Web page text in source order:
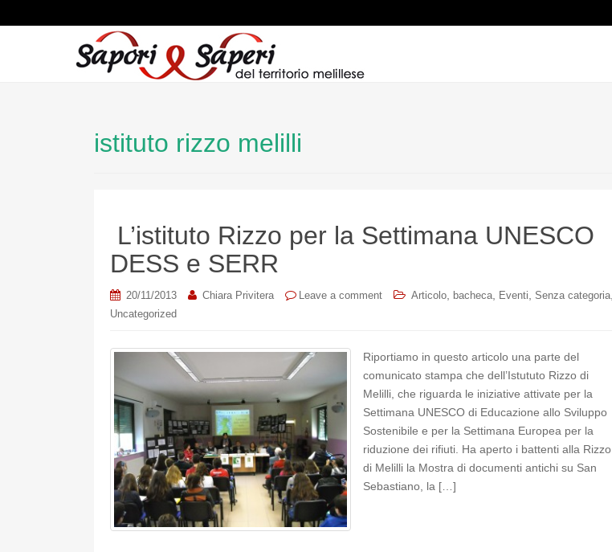
istituto rizzo melilli
L’istituto Rizzo per la Settimana UNESCO
DESS e SERR
20/11/2013 Chiara Privitera Leave a comment Articolo bacheca Eventi Senza categoria
Uncategorized
Riportiamo in questo articolo una parte del
comunicato stampa che dell’Istututo Rizzo di
Melilli, che riguarda le iniziative attivate per la
Settimana UNESCO di Educazione allo Sviluppo
Sostenibile e per la Settimana Europea per la
riduzione dei rifiuti. Ha aperto i battenti alla Rizzo
di Melilli la Mostra di documenti antichi su San
Sebastiano, la […]